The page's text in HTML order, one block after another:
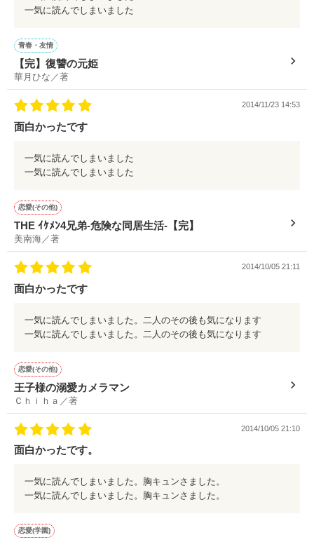
一気に読んでしまいました
青春・友情
【完】復讐の元姫
華月ひな／著
2014/11/23 14:53
面白かったです
一気に読んでしまいました
一気に読んでしまいました
恋愛(その他)
THE ｲｹﾒﾝ4兄弟-危険な同居生活-【完】
美南海／著
2014/10/05 21:11
面白かったです
一気に読んでしまいました。二人のその後も気になります
一気に読んでしまいました。二人のその後も気になります
恋愛(その他)
王子様の溺愛カメラマン
Ｃｈｉｈａ／著
2014/10/05 21:10
面白かったです。
一気に読んでしまいました。胸キュンさました。
一気に読んでしまいました。胸キュンさました。
恋愛(学園)